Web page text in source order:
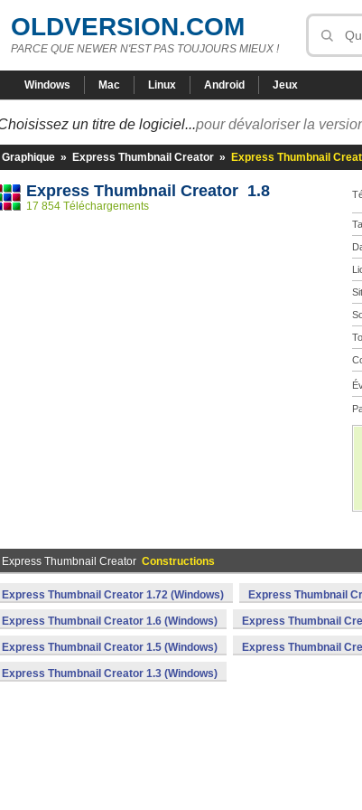
OLDVERSION.COM
PARCE QUE NEWER N'EST PAS TOUJOURS MIEUX !
Windows Mac Linux Android Jeux
un titre de logiciel...pour dévaloriser la
Graphique » Express Thumbnail Creator » Express Thumbnail
Express Thumbnail Creator 1.8
17 854 Téléchargements
Express Thumbnail Creator Constructions
Express Thumbnail Creator 1.72 (Windows) Express Thumbnail
Express Thumbnail Creator 1.6 (Windows) Express Thumbnail
Express Thumbnail Creator 1.5 (Windows) Express Thumbnail
Express Thumbnail Creator 1.3 (Windows)